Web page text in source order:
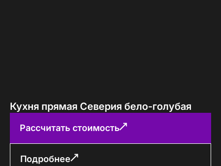
Кухня прямая Северия бело-голубая
Рассчитать стоимость
Подробнее